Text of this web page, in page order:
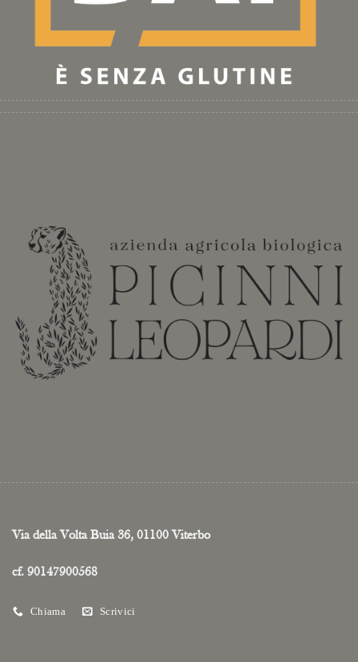
Via della Volta Buia 36, 01100 Viterbo
cf. 90147900568
Chiama Scrivici